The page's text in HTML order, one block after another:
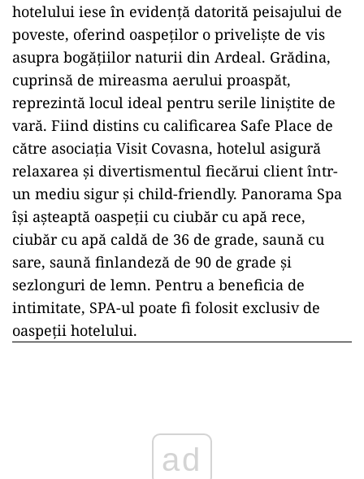
hotelului iese în evidență datorită peisajului de
poveste, oferind oaspeților o priveliște de vis
asupra bogățiilor naturii din Ardeal. Grădina,
cuprinsă de mireasma aerului proaspăt,
reprezintă locul ideal pentru serile liniștite de
vară. Fiind distins cu calificarea Safe Place de
către asociația Visit Covasna, hotelul asigură
relaxarea și divertismentul fiecărui client într-
un mediu sigur și child-friendly. Panorama Spa
își așteaptă oaspeții cu ciubăr cu apă rece,
ciubăr cu apă caldă de 36 de grade, saună cu
sare, saună finlandeză de 90 de grade și
sezlonguri de lemn. Pentru a beneficia de
intimitate, SPA-ul poate fi folosit exclusiv de
oaspeții hotelului.
ad